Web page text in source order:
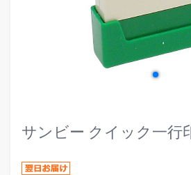
サンビー クイック一